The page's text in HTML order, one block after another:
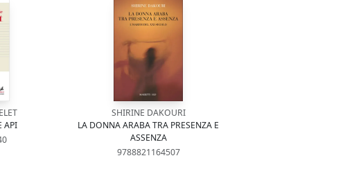
API
SHIRINE DAKOURI
LA DONNA ARABA TRA PRESENZA E
ASSENZA
9788821164507